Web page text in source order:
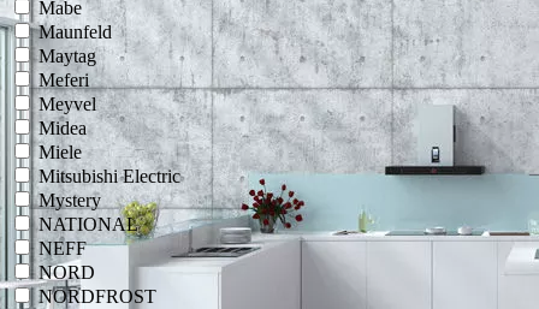
Mabe
Maunfeld
Maytag
Meferi
Meyvel
Midea
Miele
Mitsubishi Electric
Mystery
NATIONAL
NEFF
NORD
NORDFROST